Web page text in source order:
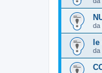
da
le
da